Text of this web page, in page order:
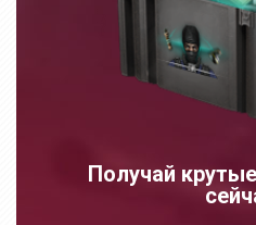
Получай